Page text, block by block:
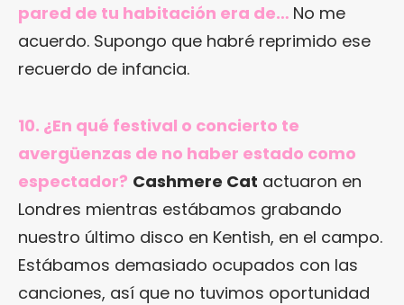
pared de tu habitación era de… No me
acuerdo. Supongo que habré reprimido ese
recuerdo de infancia.
10. ¿En qué festival o concierto te
avergüenzas de no haber estado como
espectador? Cashmere Cat actuaron en
Londres mientras estábamos grabando
nuestro último disco en Kentish, en el campo.
Estábamos demasiado ocupados con las
canciones, así que no tuvimos oportunidad